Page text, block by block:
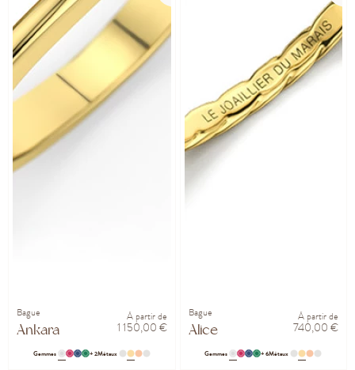
Bague
Ankara
À partir de
1 150,00 €
Gemmes + 2Métaux
Bague
Alice
À partir de
740,00 €
Gemmes + 6Métaux